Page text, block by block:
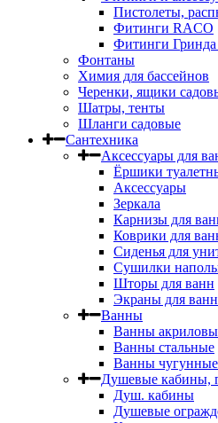
Пистолеты,
Фитинги RACO
Фитинги Гринда
Фонтаны
Химия для бассейнов
Черенки, ящики
Шатры, тенты
Шланги садовые
Сантехника
Аксессуары для
Ёршики
Аксессуары
Зеркала
Карнизы для
Коврики для
Сиденья для
Сушилки
Шторы для ванн
Экраны для
Ванны
Ванны
Ванны стальные
Ванны
Душевые кабины,
Душ. кабины
Душевые